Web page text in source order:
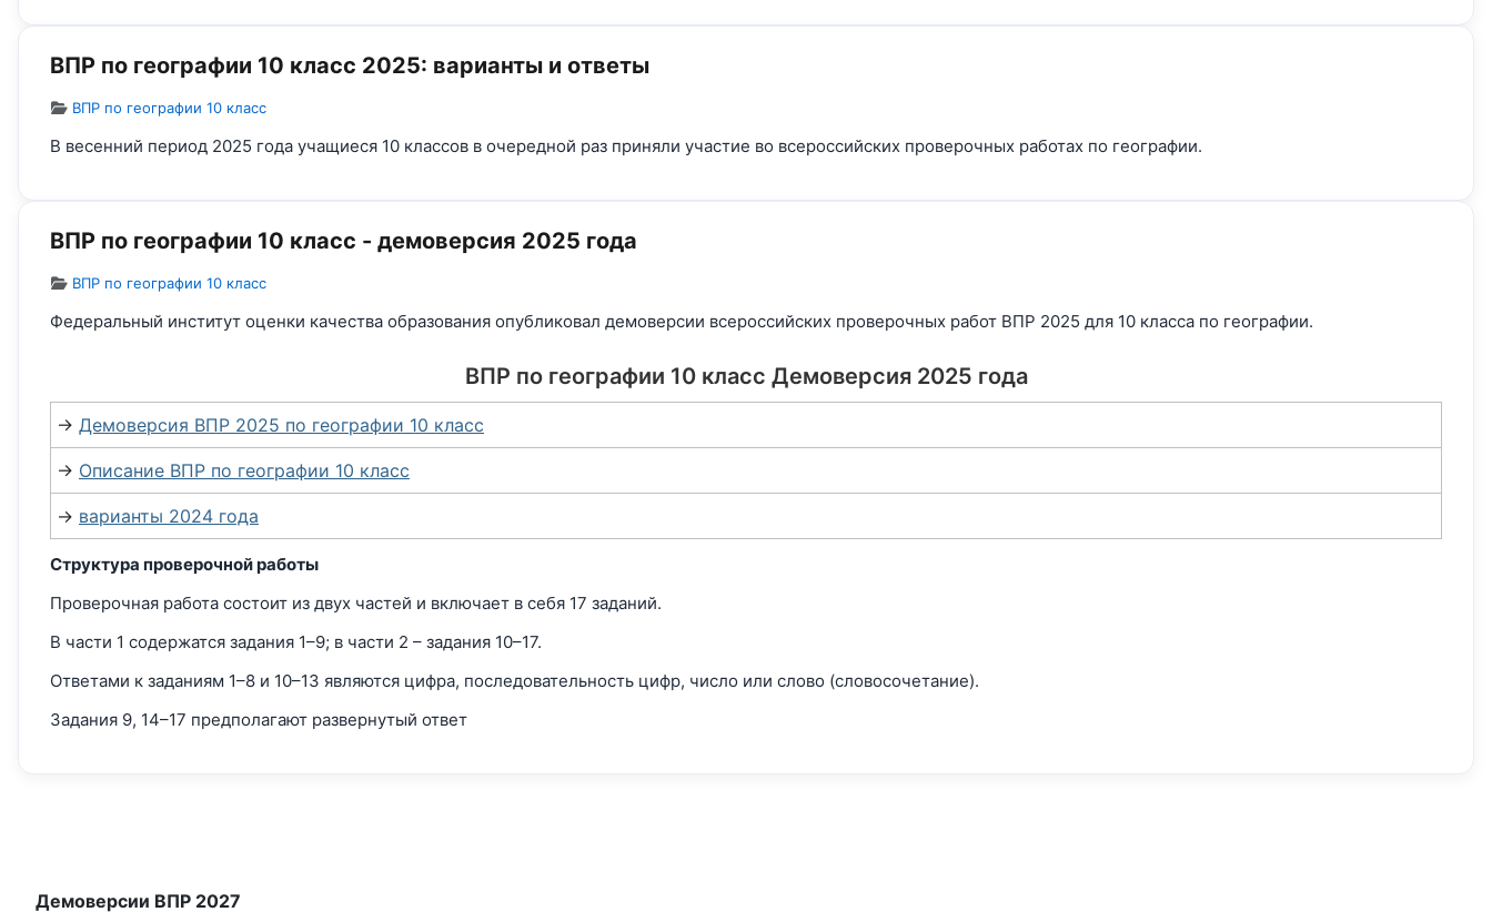
ВПР по географии 10 класс 2025: варианты и ответы
Информация о материале
ВПР по географии 10 класс
В весенний период 2025 года учащиеся 10 классов в очередной раз приняли участие во всероссийских проверочных работах по географии.
ВПР по географии 10 класс - демоверсия 2025 года
Информация о материале
ВПР по географии 10 класс
Федеральный институт оценки качества образования опубликовал демоверсии всероссийских проверочных работ ВПР 2025 для 10 класса по географии.
ВПР по географии 10 класс Демоверсия 2025 года
→ Демоверсия ВПР 2025 по географии 10 класс
→ Описание ВПР по географии 10 класс
→ варианты 2024 года
Структура проверочной работы
Проверочная работа состоит из двух частей и включает в себя 17 заданий.
В части 1 содержатся задания 1–9; в части 2 – задания 10–17.
Ответами к заданиям 1–8 и 10–13 являются цифра, последовательность цифр, число или слово (словосочетание).
Задания 9, 14–17 предполагают развернутый ответ
Демоверсии ВПР 2027